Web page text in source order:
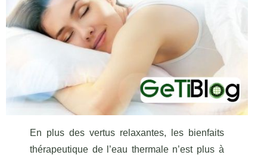
En plus des vertus relaxantes, les bienfaits
thérapeutique de l’eau thermale n’est plus à